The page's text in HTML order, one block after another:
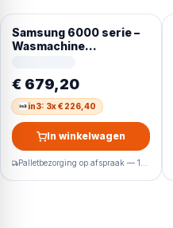
Samsung 6000 serie –
Wasmachine
– Stoom – AI Wash – AI
Ecobubble – Spacemax
€ 679,20
in3: 3x € 226,40
In winkelwagen